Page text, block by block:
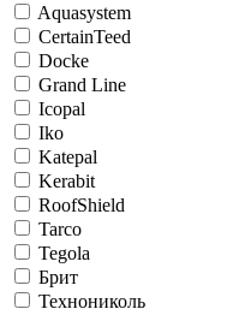
Aquasystem
CertainTeed
Docke
Grand Line
Icopal
Iko
Katepal
Kerabit
RoofShield
Tarco
Tegola
Брит
Технониколь